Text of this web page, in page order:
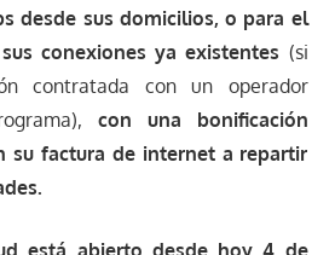
desde sus domicilios, o para el
conexiones ya existentes (si
contratada con un operador
con una bonificación
su factura de internet a repartir